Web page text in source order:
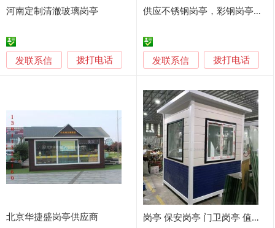
河南定制清澈玻璃岗亭
发联系信 拨打电话
供应不锈钢岗亭，彩钢岗亭，保安亭
发联系信 拨打电话
北京华捷盛岗亭供应商 岗亭 保安岗亭 门卫岗亭 值班岗亭